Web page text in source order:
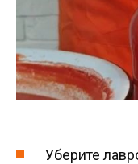
Уберите